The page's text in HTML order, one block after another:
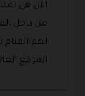
الان هي
من داخل
لهم القيام
الموقع